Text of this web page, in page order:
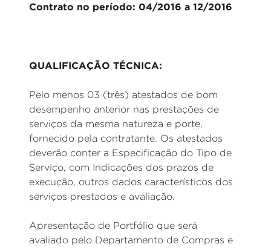
Contrato no período: 04/2016 a 12/2016
QUALIFICAÇÃO TÉCNICA:
Pelo menos 03 (três) atestados de bom
desempenho anterior nas prestações de
serviços da mesma natureza e porte,
fornecido pela contratante. Os atestados
deverão conter a Especificação do Tipo de
Serviço, com Indicações dos prazos de
execução, outros dados característicos dos
serviços prestados e avaliação.
Apresentação de Portfólio que será
avaliado pelo Departamento de Compras e